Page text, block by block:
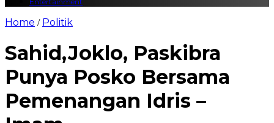
Home / Politik
Sahid,Joklo, Paskibra
Punya Posko Bersama
Pemenangan Idris –